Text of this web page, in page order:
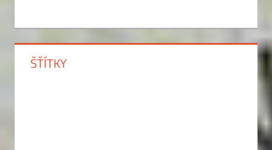
ŠŤÍTKY